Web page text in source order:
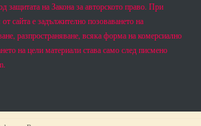
защитата на Закона за авторското право. При
сайта е задължително позоваването на
разпространяване, всяка форма на комерсиално
на цели материали става само след писмено